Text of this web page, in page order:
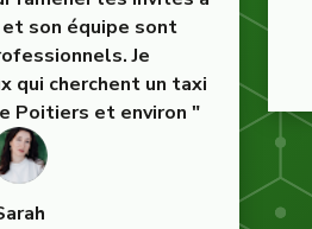
son équipe sont
Je
qui cherchent un taxi
Poitiers et environ "